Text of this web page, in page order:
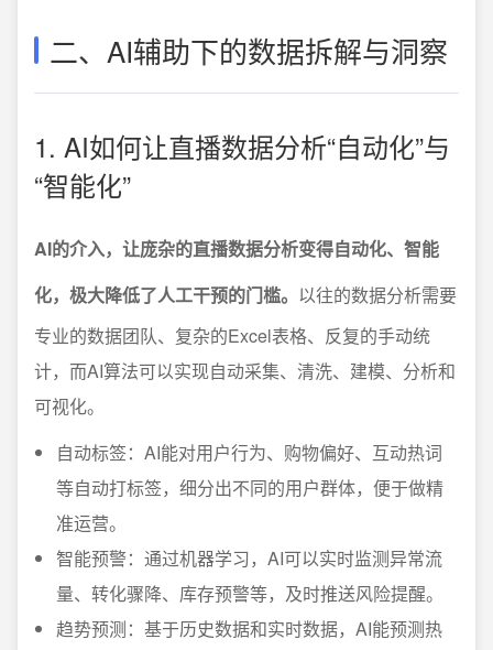
二、AI辅助下的数据拆解与洞察
1. AI如何让直播数据分析“自动化”与
“智能化”
AI的介入，让庞杂的直播数据分析变得自动化、智能
化，极大降低了人工干预的门槛。 以往的数据分析需要
专业的数据团队、复杂的Excel表格、反复的手动统
计，而AI算法可以实现自动采集、清洗、建模、分析和
可视化。
自动标签：AI能对用户行为、购物偏好、互动热词
等自动打标签，细分出不同的用户群体，便于做精
准运营。
智能预警：通过机器学习，AI可以实时监测异常流
量、转化骤降、库存预警等，及时推送风险提醒。
趋势预测：基于历史数据和实时数据，AI能预测热